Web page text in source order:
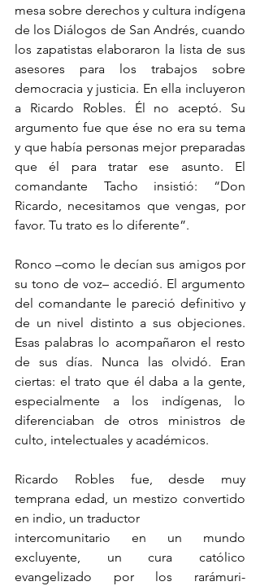
mesa sobre derechos y cultura indígena
de los Diálogos de San Andrés, cuando
los zapatistas elaboraron la lista de sus
asesores para los trabajos sobre
democracia y justicia. En ella incluyeron
a Ricardo Robles. Él no aceptó. Su
argumento fue que ése no era su tema
y que había personas mejor preparadas
que él para tratar ese asunto. El
comandante Tacho insistió: “Don
Ricardo, necesitamos que vengas, por
favor. Tu trato es lo diferente”.
Ronco –como le decían sus amigos por
su tono de voz– accedió. El argumento
del comandante le pareció definitivo y
de un nivel distinto a sus objeciones.
Esas palabras lo acompañaron el resto
de sus días. Nunca las olvidó. Eran
ciertas: el trato que él daba a la gente,
especialmente a los indígenas, lo
diferenciaban de otros ministros de
culto, intelectuales y académicos.
Ricardo Robles fue, desde muy
temprana edad, un mestizo convertido
en indio, un traductor
intercomunitario en un mundo
excluyente, un cura católico
evangelizado por los rarámuri-